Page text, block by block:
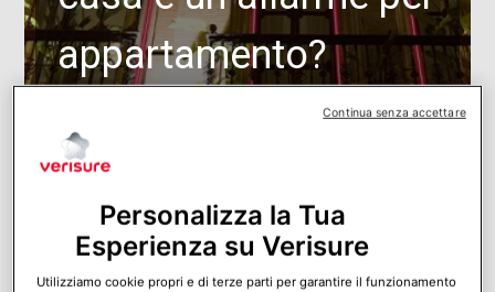
appartamento?
Personalizza la Tua
Esperienza su Verisure
Utilizziamo cookie propri e di terze parti per garantire il funzionamento
Continua senza accettare